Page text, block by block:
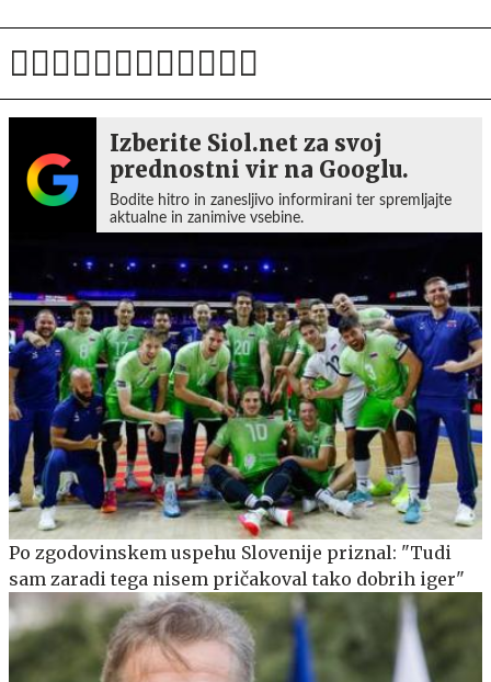
Izberite Siol.net za svoj
prednostni vir na Googlu.
Bodite hitro in zanesljivo informirani ter spremljajte
aktualne in zanimive vsebine.
Po zgodovinskem uspehu Slovenije priznal: "Tudi
sam zaradi tega nisem pričakoval tako dobrih iger"